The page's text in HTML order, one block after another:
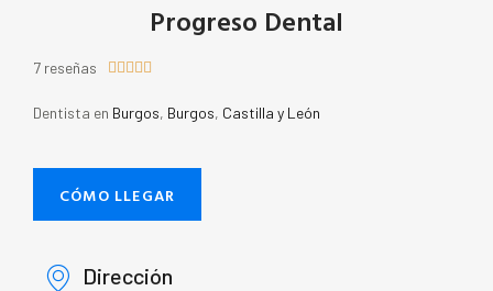
Progreso Dental
7 reseñas     
Dentista en Burgos, Burgos, Castilla y León
CÓMO LLEGAR
Dirección